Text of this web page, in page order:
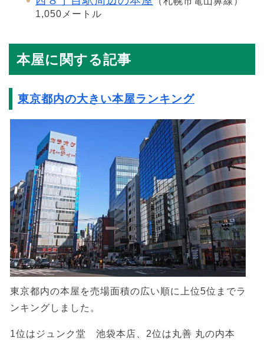
1,050メートル
本屋に関する記事
東京都内の大きい本屋ランキング
東京都内の本屋を売場面積の広い順に上位5位までラ
ンキングしました。
1位はジュンク堂 池袋本店、2位は丸善 丸の内本